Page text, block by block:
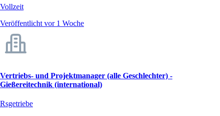
Vollzeit
Veröffentlicht vor 1 Woche
Vertriebs- und Projektmanager (alle Geschlechter) -
Gießereitechnik (international)
Rsgetriebe